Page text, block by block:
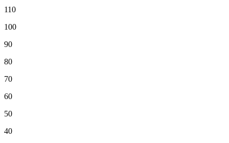
110
100
90
80
70
60
50
40